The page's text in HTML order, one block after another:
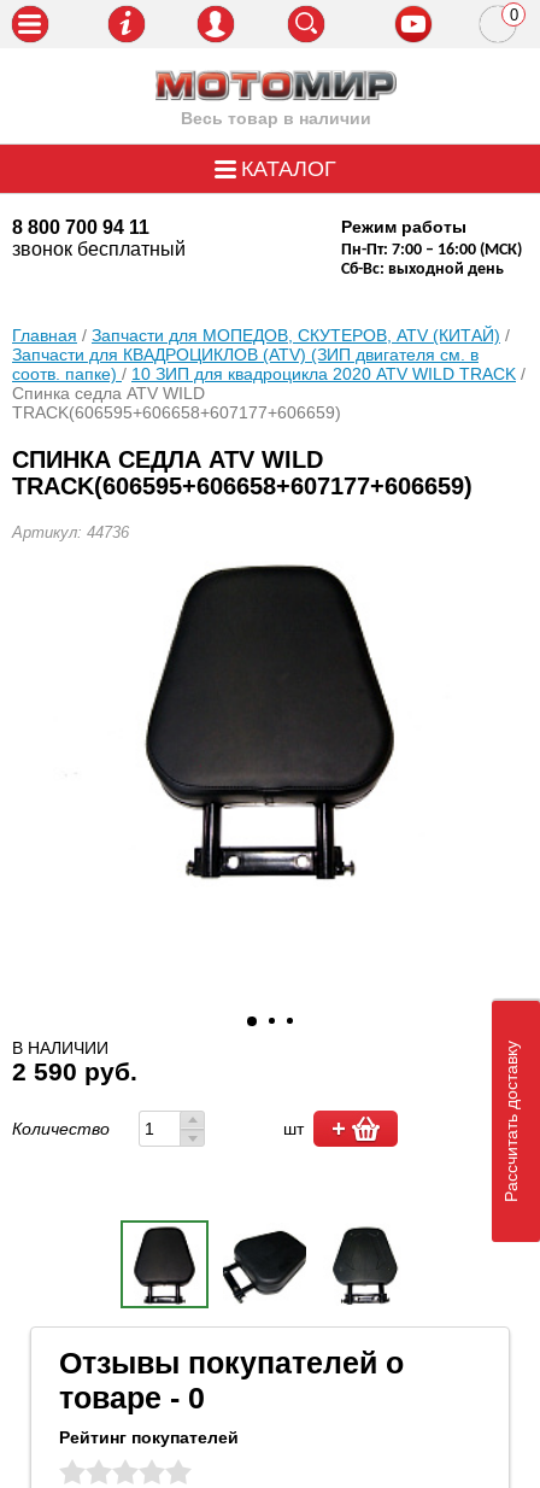
Весь товар в наличии
8 800 700 94 11
звонок бесплатный
Режим работы
Пн-Пт: 7:00 – 16:00 (МСК)
Сб-Вс: выходной день
0
КАТАЛОГ
Главная / Запчасти для МОПЕДОВ, СКУТЕРОВ, ATV (КИТАЙ) /
Запчасти для КВАДРОЦИКЛОВ (ATV) (ЗИП двигателя см. в
соотв. папке) / 10 ЗИП для квадроцикла 2020 ATV WILD TRACK /
Спинка седла ATV WILD
TRACK(606595+606658+607177+606659)
СПИНКА СЕДЛА ATV WILD
TRACK(606595+606658+607177+606659)
Артикул: 44736
В НАЛИЧИИ
2 590 руб.
Количество шт
Отзывы покупателей о
товаре - 0
Рейтинг покупателей
Рассчитать доставку